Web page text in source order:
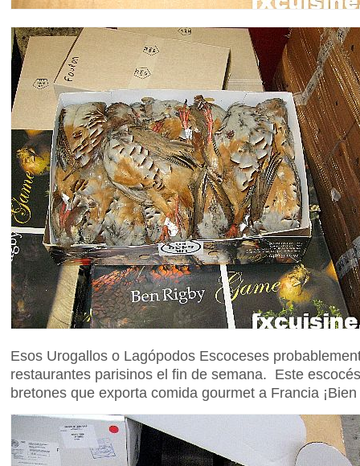
Esos Urogallos o Lagópodos Escoceses
restaurantes parisinos el fin de semana. Este
bretones que exporta comida gourmet a Francia